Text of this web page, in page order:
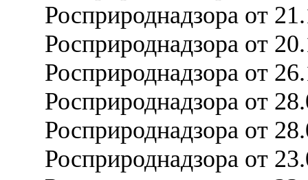
Росприроднадзора от
Росприроднадзора от
Росприроднадзора от
Росприроднадзора от
Росприроднадзора от
Росприроднадзора от